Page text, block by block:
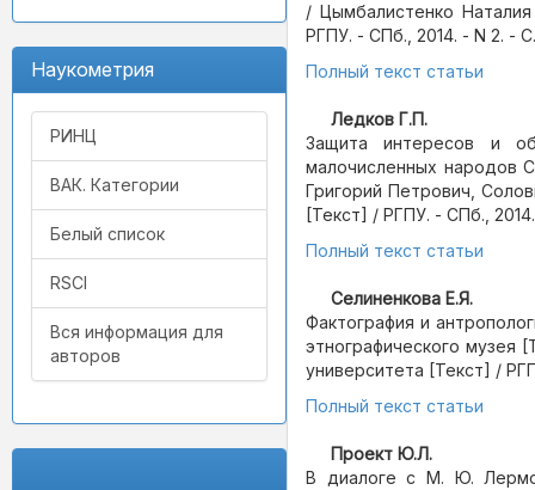
Наукометрия
РИНЦ
ВАК. Категории
Белый список
RSCI
Вся информация для
авторов
/ Цымбалистенко
РГПУ. - СПб., 2014. - N 2. -
Полный текст статьи
Ледков Г.П.
Защита интересов и
малочисленных народов
Григорий Петрович,
[Текст] / РГПУ. - СПб.,
Полный текст статьи
Селиненкова Е.Я.
Фактография и
этнографического музея
университета [Текст] /
Полный текст статьи
Проект Ю.Л.
В диалоге с М. Ю.